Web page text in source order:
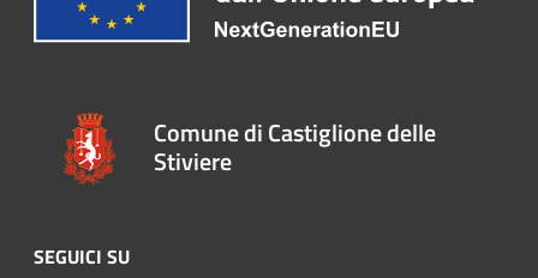
Comune di Castiglione delle
Stiviere
SEGUICI SU